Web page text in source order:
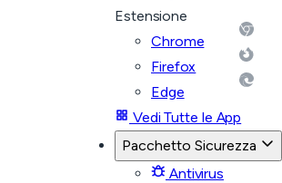
Estensione
Chrome
Firefox
Edge
Vedi Tutte le App
Pacchetto Sicurezza
Antivirus